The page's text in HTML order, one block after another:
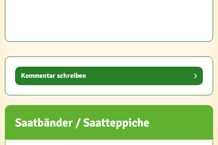
Kommentar schreiben
Saatbänder / Saatteppiche